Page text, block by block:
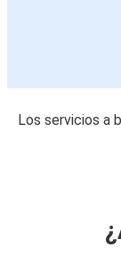
Los servicios a